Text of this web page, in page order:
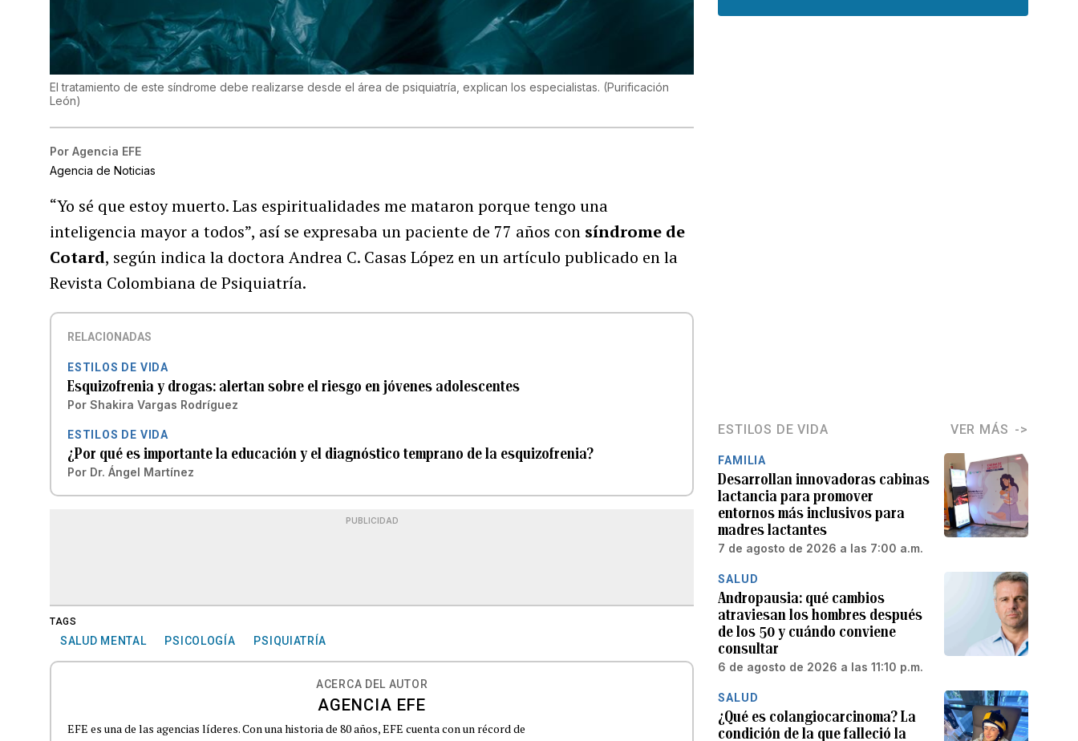
El tratamiento de este síndrome debe realizarse desde el área de psiquiatría, explican los especialistas. (Purificación
León)
Por Agencia EFE
Agencia de Noticias
“Yo sé que estoy muerto. Las espiritualidades me mataron porque tengo una
inteligencia mayor a todos”, así se expresaba un paciente de 77 años con síndrome de
Cotard, según indica la doctora Andrea C. Casas López en un artículo publicado en la
Revista Colombiana de Psiquiatría.
RELACIONADAS
ESTILOS DE VIDA
Esquizofrenia y drogas: alertan sobre el riesgo en jóvenes adolescentes
Por Shakira Vargas Rodríguez
ESTILOS DE VIDA
¿Por qué es importante la educación y el diagnóstico temprano de la esquizofrenia?
Por Dr. Ángel Martínez
PUBLICIDAD
TAGS
SALUD MENTAL PSICOLOGÍA PSIQUIATRÍA
ACERCA DEL AUTOR
AGENCIA EFE
EFE es una de las agencias líderes. Con una historia de 80 años, EFE cuenta con un récord de
ESTILOS DE VIDA VER MÁS
FAMILIA
Desarrollan innovadoras cabinas
lactancia para promover
entornos más inclusivos para
madres lactantes
7 de agosto de 2026 a las 7:00 a.m.
SALUD
Andropausia: qué cambios
atraviesan los hombres después
de los 50 y cuándo conviene
consultar
6 de agosto de 2026 a las 11:10 p.m.
SALUD
¿Qué es colangiocarcinoma? La
condición de la que falleció la